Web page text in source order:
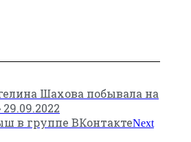
Шахова побывала на
в группе ВКонтактеNext